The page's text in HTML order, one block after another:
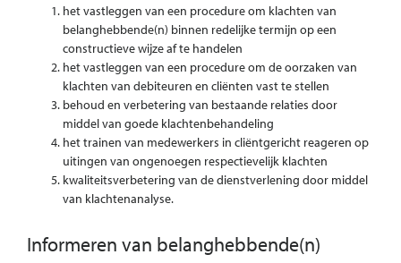
het vastleggen van een procedure om klachten van
belanghebbende(n) binnen redelijke termijn op een
constructieve wijze af te handelen
het vastleggen van een procedure om de oorzaken van
klachten van debiteuren en cliënten vast te stellen
behoud en verbetering van bestaande relaties door
middel van goede klachtenbehandeling
het trainen van medewerkers in cliëntgericht reageren op
uitingen van ongenoegen respectievelijk klachten
kwaliteitsverbetering van de dienstverlening door middel
van klachtenanalyse.
Informeren van belanghebbende(n)